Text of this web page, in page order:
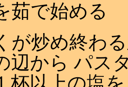
茹で始める
が炒め終わ
辺から パス